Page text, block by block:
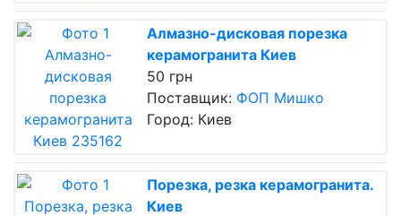
Алмазно-дисковая порезка
керамогранита Киев
50 грн
Поставщик: ФОП Мишко
Город: Киев
Порезка, резка керамогранита.
Киев